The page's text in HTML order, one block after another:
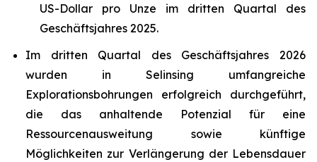
US-Dollar pro Unze im dritten Quartal des
Geschäftsjahres 2025.
Im dritten Quartal des Geschäftsjahres 2026
wurden in Selinsing umfangreiche
Explorationsbohrungen erfolgreich durchgeführt,
die das anhaltende Potenzial für eine
Ressourcenausweitung sowie künftige
Möglichkeiten zur Verlängerung der Lebensdauer